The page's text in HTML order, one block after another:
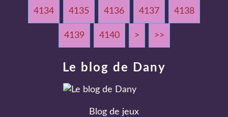
4134 4135 4136 4137 4138
4139 4140 4150
4160
4170
4180
4190
4200
4300
4400
4500
4600
4700
4800
4900
5000
5100
5200
5300
5400
5500
5600
5700
5800
5900
6000
6100
6200
6300
6400
6500
6600
6700
6800
6900
7000
7100
7200
7300
7400
7500
> >>
Le blog de Dany
Blog de jeux